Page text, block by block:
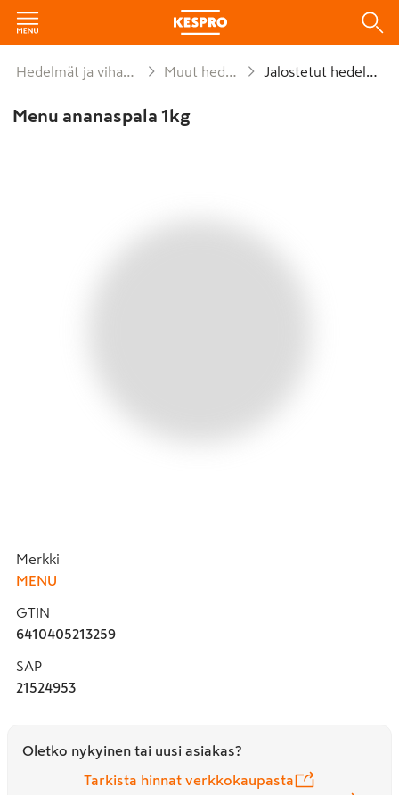
Hedelmät ja vihannekset Muut hedelmät Jalostetut hedelmät
Menu ananaspala 1kg
Merkki
MENU
GTIN
6410405213259
SAP
21524953
Oletko nykyinen tai uusi asiakas?
Tarkista hinnat verkkokaupasta